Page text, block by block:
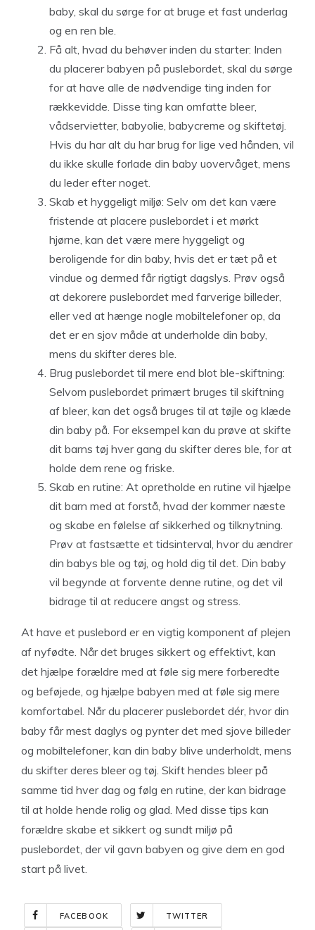
baby, skal du sørge for at bruge et fast underlag
og en ren ble.
Få alt, hvad du behøver inden du starter: Inden
du placerer babyen på puslebordet, skal du sørge
for at have alle de nødvendige ting inden for
rækkevidde. Disse ting kan omfatte bleer,
vådservietter, babyolie, babycreme og skiftetøj.
Hvis du har alt du har brug for lige ved hånden, vil
du ikke skulle forlade din baby uovervåget, mens
du leder efter noget.
Skab et hyggeligt miljø: Selv om det kan være
fristende at placere puslebordet i et mørkt
hjørne, kan det være mere hyggeligt og
beroligende for din baby, hvis det er tæt på et
vindue og dermed får rigtigt dagslys. Prøv også
at dekorere puslebordet med farverige billeder,
eller ved at hænge nogle mobiltelefoner op, da
det er en sjov måde at underholde din baby,
mens du skifter deres ble.
Brug puslebordet til mere end blot ble-skiftning:
Selvom puslebordet primært bruges til skiftning
af bleer, kan det også bruges til at tøjle og klæde
din baby på. For eksempel kan du prøve at skifte
dit barns tøj hver gang du skifter deres ble, for at
holde dem rene og friske.
Skab en rutine: At opretholde en rutine vil hjælpe
dit barn med at forstå, hvad der kommer næste
og skabe en følelse af sikkerhed og tilknytning.
Prøv at fastsætte et tidsinterval, hvor du ændrer
din babys ble og tøj, og hold dig til det. Din baby
vil begynde at forvente denne rutine, og det vil
bidrage til at reducere angst og stress.
At have et puslebord er en vigtig komponent af plejen
af nyfødte. Når det bruges sikkert og effektivt, kan
det hjælpe forældre med at føle sig mere forberedte
og beføjede, og hjælpe babyen med at føle sig mere
komfortabel. Når du placerer puslebordet dér, hvor din
baby får mest daglys og pynter det med sjove billeder
og mobiltelefoner, kan din baby blive underholdt, mens
du skifter deres bleer og tøj. Skift hendes bleer på
samme tid hver dag og følg en rutine, der kan bidrage
til at holde hende rolig og glad. Med disse tips kan
forældre skabe et sikkert og sundt miljø på
puslebordet, der vil gavn babyen og give dem en god
start på livet.
FACEBOOK TWITTER